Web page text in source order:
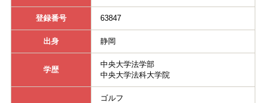
解決実績
ご依頼者からのお手紙
無料相談の口コミ評判
登録番号 63847
出身 静岡
学歴
中央大学法学部
中央大学法科大学院
ゴルフ